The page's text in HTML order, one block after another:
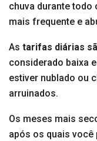
chuva durante todo
mais frequente e
As tarifas diárias
considerado baixa
estiver nublado ou
arruinados.
Os meses mais
após os quais você